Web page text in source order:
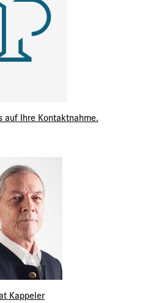
auf Ihre Kontaktnahme.
Kappeler